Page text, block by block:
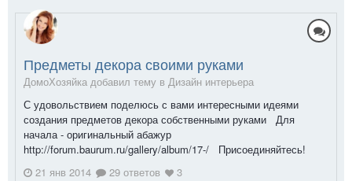
Предметы декора своими руками
ДомоХозяйка добавил тему в Дизайн интерьера
С удовольствием поделюсь с вами интересными идеями
создания предметов декора собственными руками Для
начала - оригинальный абажур
http://forum.baurum.ru/gallery/album/17-/ Присоединяйтесь!
21 янв 2014
29 ответов 3